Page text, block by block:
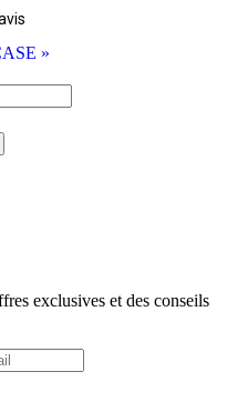
»
exclusives et des conseils